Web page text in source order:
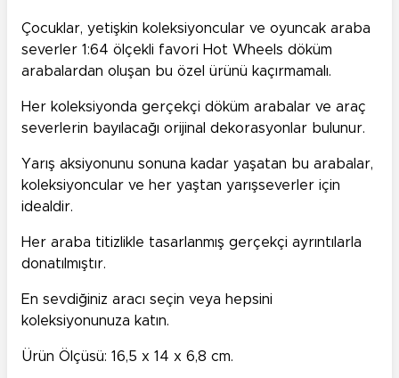
Çocuklar, yetişkin koleksiyoncular ve oyuncak araba
severler 1:64 ölçekli favori Hot Wheels döküm
arabalardan oluşan bu özel ürünü kaçırmamalı.
Her koleksiyonda gerçekçi döküm arabalar ve araç
severlerin bayılacağı orijinal dekorasyonlar bulunur.
Yarış aksiyonunu sonuna kadar yaşatan bu arabalar,
koleksiyoncular ve her yaştan yarışseverler için
idealdir.
Her araba titizlikle tasarlanmış gerçekçi ayrıntılarla
donatılmıştır.
En sevdiğiniz aracı seçin veya hepsini
koleksiyonunuza katın.
Ürün Ölçüsü: 16,5 x 14 x 6,8 cm.